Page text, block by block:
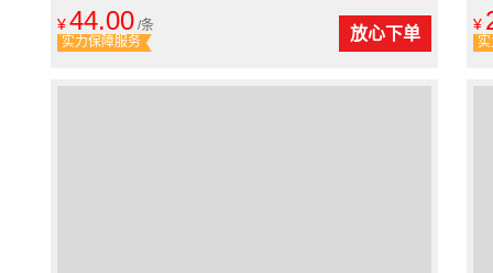
¥44.00 /条
实力保障服务
放心下单 ¥